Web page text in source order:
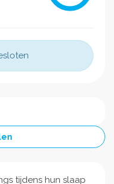
tijdens hun slaap